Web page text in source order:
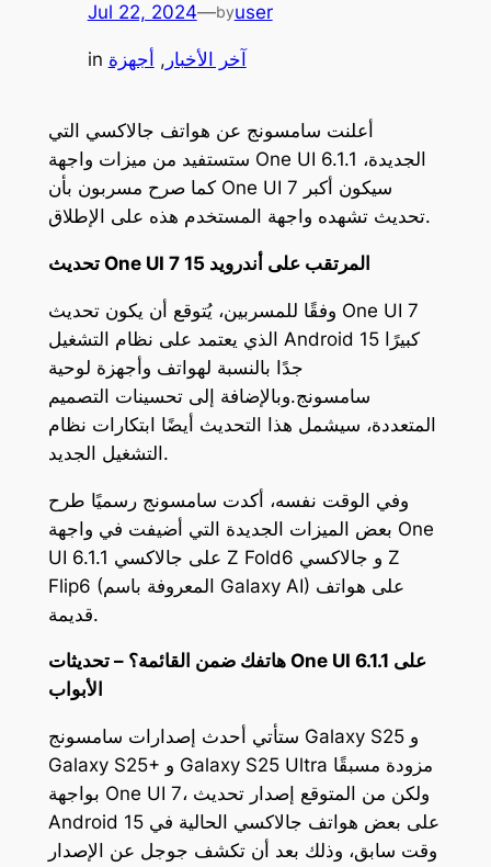
Jul 22, 2024—byuser
in آخر الأخبار , أجهزة
أعلنت سامسونج عن هواتف جالاكسي التي
ستستفيد من ميزات واجهة One UI 6.1.1 الجديدة،
كما صرح مسربون بأن One UI 7 سيكون أكبر
تحديث تشهده واجهة المستخدم هذه على الإطلاق.
تحديث One UI 7 المرتقب على أندرويد 15
وفقًا للمسربين، يُتوقع أن يكون تحديث One UI 7
الذي يعتمد على نظام التشغيل Android 15 كبيرًا
جدًا بالنسبة لهواتف وأجهزة لوحية
سامسونج.وبالإضافة إلى تحسينات التصميم
المتعددة، سيشمل هذا التحديث أيضًا ابتكارات نظام
التشغيل الجديد.
وفي الوقت نفسه، أكدت سامسونج رسميًا طرح
بعض الميزات الجديدة التي أضيفت في واجهة One
UI 6.1.1 على جالاكسي Z Fold6 و جالاكسي Z
Flip6 (المعروفة باسم Galaxy AI) على هواتف
قديمة.
هاتفك ضمن القائمة؟ – تحديثات One UI 6.1.1 على
الأبواب
ستأتي أحدث إصدارات سامسونج Galaxy S25 و
Galaxy S25+ و Galaxy S25 Ultra مزودة مسبقًا
بواجهة One UI 7، ولكن من المتوقع إصدار تحديث
Android 15 على بعض هواتف جالاكسي الحالية في
وقت سابق، وذلك بعد أن تكشف جوجل عن الإصدار